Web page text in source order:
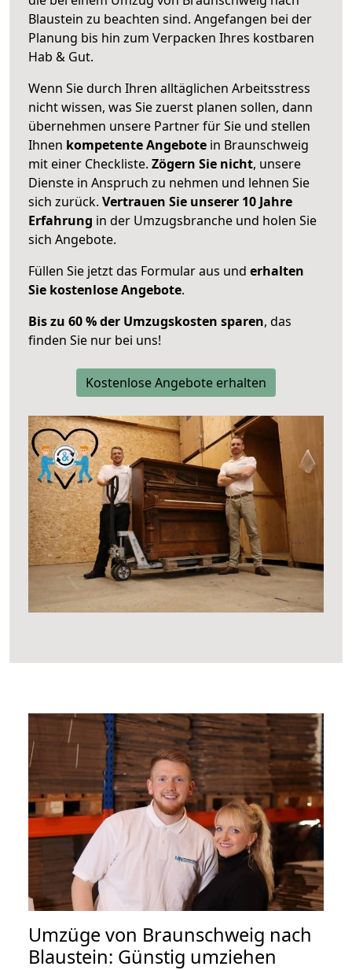
Blaustein zu beachten sind. Angefangen bei der
Planung bis hin zum Verpacken Ihres kostbaren
Hab & Gut.
Wenn Sie durch Ihren alltäglichen Arbeitsstress
nicht wissen, was Sie zuerst planen sollen, dann
übernehmen unsere Partner für Sie und stellen
Ihnen kompetente Angebote in Braunschweig
mit einer Checkliste. Zögern Sie nicht, unsere
Dienste in Anspruch zu nehmen und lehnen Sie
sich zurück. Vertrauen Sie unserer 10 Jahre
Erfahrung in der Umzugsbranche und holen Sie
sich Angebote.
Füllen Sie jetzt das Formular aus und erhalten
Sie kostenlose Angebote.
Bis zu 60 % der Umzugskosten sparen, das
finden Sie nur bei uns!
Kostenlose Angebote erhalten
Umzüge von Braunschweig nach
Blaustein: Günstig umziehen